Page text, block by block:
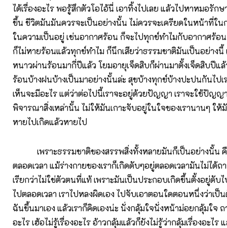
ได้เรื่องอะไร พอรู้สึกตัวโอไอ้นี่ เอาทิ้งไปเลย แล้วไปหาหมอรักษ
ขึ้น ชีวิตมันมันควรจะเป็นอย่างนั้น ไม่ควรจะเครียดในหน้าที่ใน
ในความเป็นอยู่ เช่นอากาศร้อน ก็จะไปทุกข์ทำไมกับอากาศร้อน
ก็ไม่หายร้อนแล้วทุกข์ทำไม ก็นึกเสียว่าธรรมชาติมันเป็นอย่างนี้
หนาวผ่านร้อนมากี่ปีแล้ว โยมอายุเจ็ดสิบก็ผ่านมาตั้งเจ็ดสิบปีแ
ร้อนบ้างฝนบ้างเป็นมาอย่างนั้นล่ะ สุขบ้างทุกข์บ้างปะปนกันไปเ
เห็นจะมีอะไร แต่ว่าต่อไปนี้เราจะอยู่ด้วยปัญญา เราจะใช้ปัญญ
พิจารณาสิ่งเหล่านั้น ไม่ให้มันเกาะจับอยู่ในใจของเรานานๆ ใ
หายไปเกิดแล้วหายไป
เพราะธรรมชาติของสรรพสิ่งทั้งหลายมันก็เป็นอย่างนั้น
ตลอดเวลา แม้ร่างกายของเราก็เกิดดับๆอยู่ตลอดเวลามันไม่ได้ถ
เรียกว่าไม่ใช่ตัวตนที่แท้ เพราะมันเป็นประกอบเกิดขึ้นตั้งอยู่ดับ
ไปตลอดเวลา เราไปหลงผิดเอง ไปจับเอาตอนใดตอนหนึ่งว่าเป็
ฉันขึ้นมาเอง แล้วเราก็คิดเองน่ะ นั่งกลุ้มใจนั่งหน้าม่อยกลุ้มใจ ถ
อะไร เฮ้อไม่รู้เรื่องอะไร อ้าวกลุ้มแล้วก็ยังไม่รู้ว่ากลุ้มเรื่องอะไร